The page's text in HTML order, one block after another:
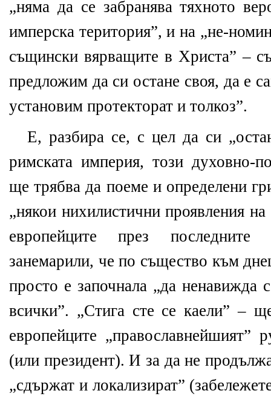
„няма да се забранява тяхното
имперска територия”, и на „не-
същински вярващите в Христа” –
предложим да си остане своя, да е
установим протекторат и толкоз”.
Е, разбира се, с цел да си
римската империя, този духовно-
ще трябва да поеме и определени
„някои нихилистични проявления
европейците през последните
занемарили, че по същество към
просто е започнала „да ненавижда
всички”. „Стига сте се каели” –
европейците „православнейшият”
(или президент). И за да не
„сдържат и локализират”